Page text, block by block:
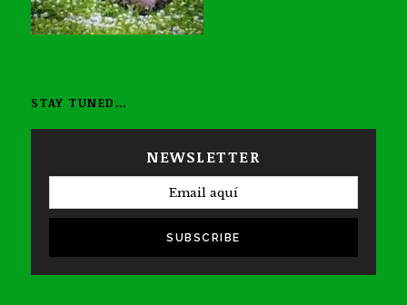
STAY TUNED…
NEWSLETTER
SUBSCRIBE